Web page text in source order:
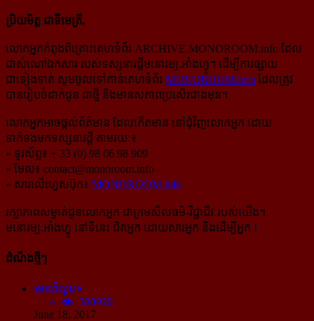
ប្រិយមិត្ត ជាទីមេត្រី,
លោកអ្នកកំពុងពិគ្រោះគេហទំព័រ ARCHIVE.MONOROOM.info ដែល
ជាសំណៅឯកសារ របស់ទស្សនាវដ្ដីមនោរម្យ.អាំងហ្វូ។ ដើម្បីការផ្សាយ
ជាទៀងទាត់ សូមចូលទៅកាន់​គេហទំព័រ MONOROOM.info ដែលត្រូវ
បានរៀបចំដាក់ជូន ជាថ្មី និងមានសភាពប្រសើរជាងមុន។
លោកអ្នកអាចផ្ដល់ព័ត៌មាន ដែលកើតមាន នៅជុំវិញលោកអ្នក ដោយ
ទាក់ទងមកទស្សនាវដ្ដី តាមរយៈ៖
» ទូរស័ព្ទ៖ + 33 (0) 98 06 98 909
» មែល៖ contact@monoroom.info
» សារលើហ្វេសប៊ុក៖ MONOROOM.info
រក្សាភាពសម្ងាត់ជូនលោកអ្នក ជាក្រមសីលធម៌-​វិជ្ជាជីវៈ​របស់យើង។
មនោរម្យ.អាំងហ្វូ នៅទីនេះ ជិតអ្នក ដោយសារអ្នក និងដើម្បីអ្នក !
ដំណឹងថ្មីៗ
អានពិស្ដារ
300926
June 18, 2017